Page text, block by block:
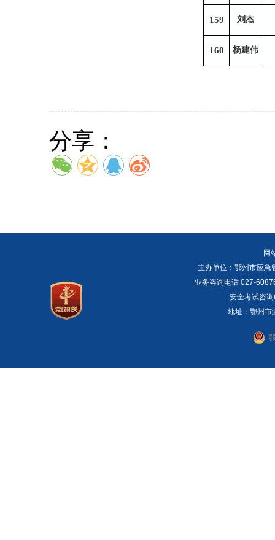
159 刘杰
160 杨建伟
分享：
网
主办单位：鄂州市应
业务咨询电话 027-
安全考试咨
地址：鄂州市